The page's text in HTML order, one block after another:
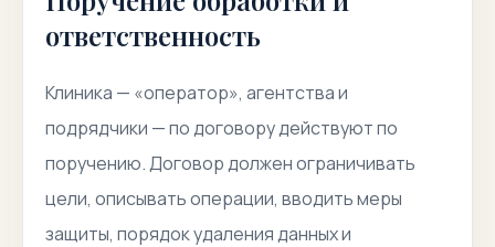
ответственность
Клиника — «оператор», агентства и
подрядчики — по договору действуют по
поручению. Договор должен ограничивать
цели, описывать операции, вводить меры
защиты, порядок удаления данных и